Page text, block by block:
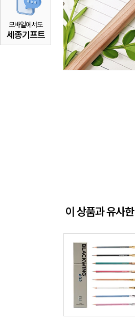
모바일에서도
세종기프트
이 상품과 유사한